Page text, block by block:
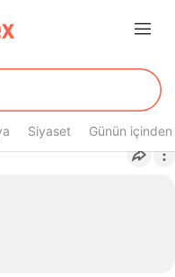
Siyaset Günün içinden